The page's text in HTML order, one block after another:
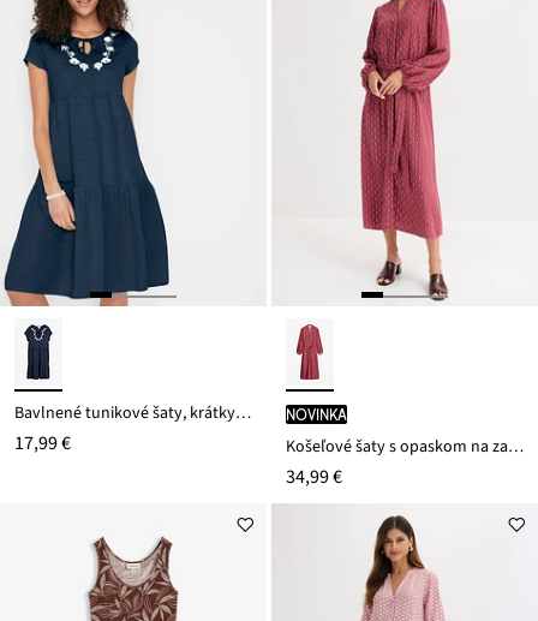
Bavlnené tunikové šaty, krátky rukáv
17,99 €
novinka
Košeľové šaty s opaskom na zaviazanie
34,99 €